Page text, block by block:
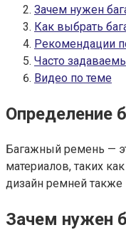
Зачем нужен
Как выбрать
Рекомендации
Часто
Видео по теме
Определение
Багажный ремень —
материалов, таких
дизайн ремней также
Зачем нужен